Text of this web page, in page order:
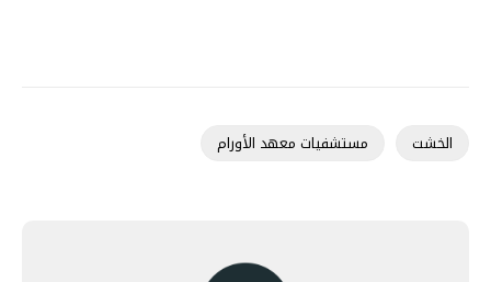
الخشت مستشفيات معهد الأورام